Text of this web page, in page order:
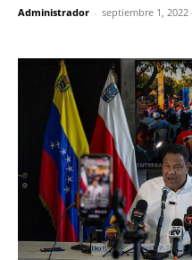
Administrador - septiembre 1, 2022